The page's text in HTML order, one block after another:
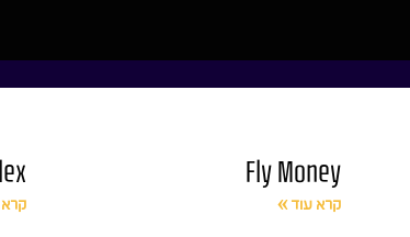
Fly Money
קרא עוד »